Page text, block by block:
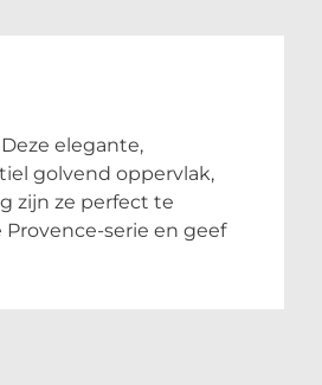
elegante,
golvend oppervlak,
zijn ze perfect te
serie en geef